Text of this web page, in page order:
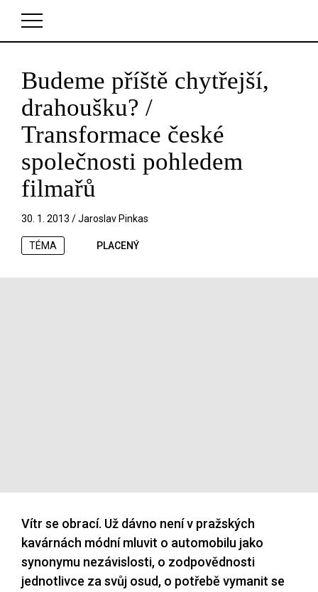
V košíku zatím nemáte žádné položky.
Budeme příště chytřejší,
drahoušku? /
Transformace české
společnosti pohledem
filmařů
30. 1. 2013 /Jaroslav Pinkas
TÉMA PLACENÝ
Vítr se obrací. Už dávno není v pražských
kavárnách módní mluvit o automobilu jako
synonymu nezávislosti, o zodpovědnosti
jednotlivce za svůj osud, o potřebě vymanit se